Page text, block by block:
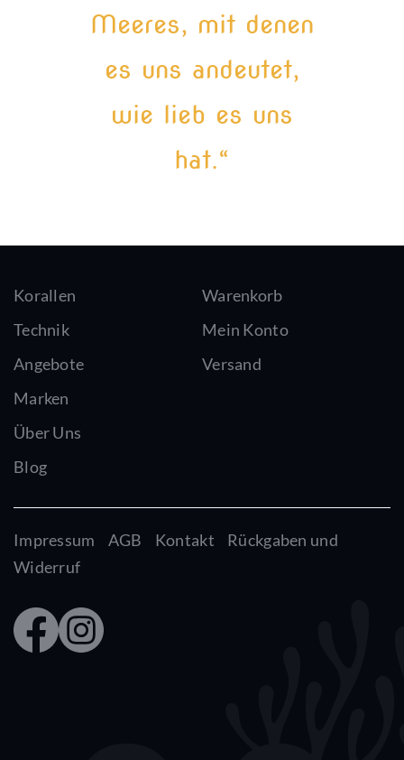
Meeres, mit denen
es uns andeutet,
wie lieb es uns
hat.“
Korallen
Technik
Angebote
Marken
Über Uns
Blog
Warenkorb
Mein Konto
Versand
Impressum AGB Kontakt
Rückgaben und
Widerruf
Faceb
ook
Insta
gram